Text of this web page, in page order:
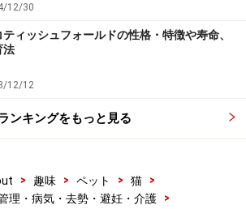
、必要カロリー以上に食べてしまう
。しかし、それ以外にも遺伝的に太
り、ストレスによる過食など様々な
た不妊・去勢手術が済んだ猫は、代
突き動かされている時の猫は、食事量
「欲」から開放され、その分、別の
活の中心となり、どうしても食べ過ぎ
12/30
ティッシュフォールドの性格・特徴や寿命、
法
12/12
ンキングをもっと見る
> 趣味 > ペット > 猫
>
理・病気・去勢・避妊・介護
>